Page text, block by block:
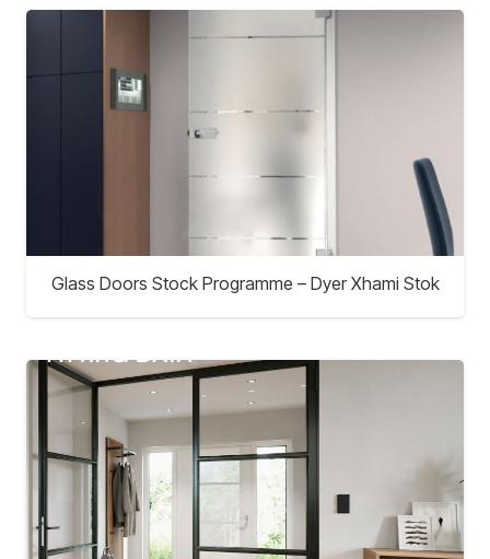
Glass Doors Stock Programme – Dyer Xhami Stok